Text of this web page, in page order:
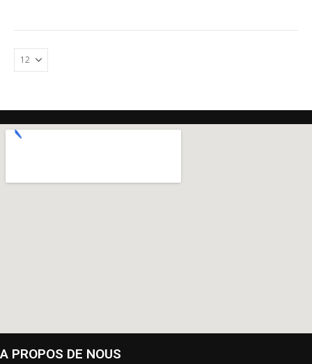
A PROPOS DE NOUS